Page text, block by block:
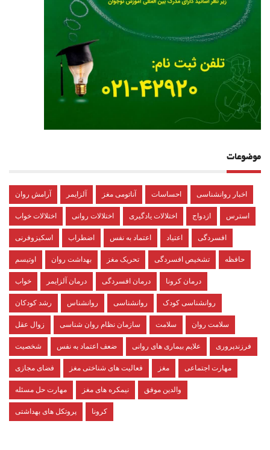
موضوعات
آرامش روان آلزایمر آناتومی مغز احساسات اخبار روانشناسی
اختلالات خواب اختلالات روانی اختلالات یادگیری ازدواج استرس
اسکیزوفرنی اضطراب اعتماد به نفس اعتیاد افسردگی
اوتیسم بهداشت روان تحریک مغز تشخیص افسردگی حافظه
خواب درمان آلزایمر درمان افسردگی درمان کرونا
رشد کودکان روانشناس روانشناسی روانشناسی کودک
زوال عقل سازمان نظام روان شناسی سلامت سلامت روان
شخصیت ضعف اعتماد به نفس علایم بیماری های روانی فرزندپروری
فضای مجازی فعالیت های شناختی مغز مغز مهارت اجتماعی
مهارت حل مسئله نیمکره های مغز والدین موفق
پروتکل های بهداشتی کرونا